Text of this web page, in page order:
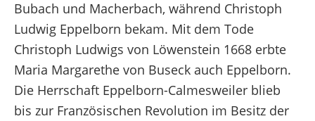
Bubach und Macherbach, während Christoph
Ludwig Eppelborn bekam. Mit dem Tode
Christoph Ludwigs von Löwenstein 1668 erbte
Maria Margarethe von Buseck auch Eppelborn.
Die Herrschaft Eppelborn-Calmesweiler blieb
bis zur Französischen Revolution im Besitz der